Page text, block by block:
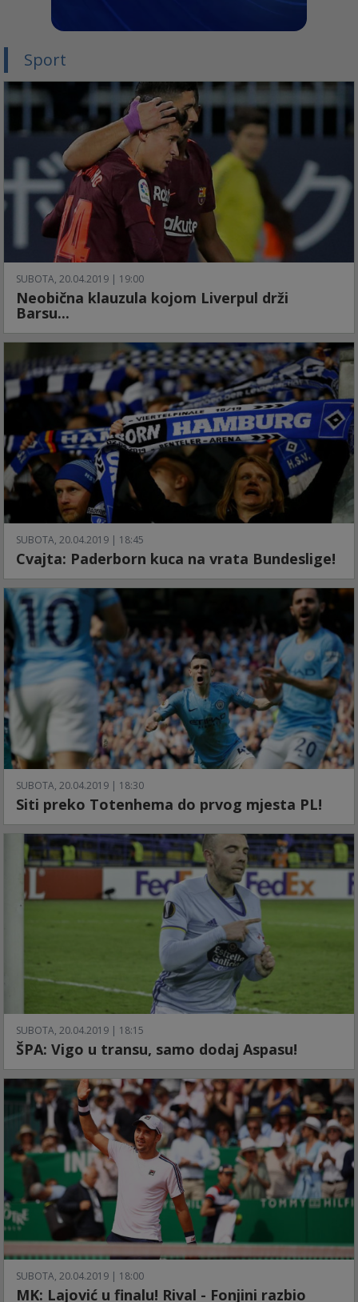
Sport
SUBOTA, 20.04.2019 | 19:00
Neobična klauzula kojom Liverpul drži
Barsu...
SUBOTA, 20.04.2019 | 18:45
Cvajta: Paderborn kuca na vrata Bundeslige!
SUBOTA, 20.04.2019 | 18:30
Siti preko Totenhema do prvog mjesta PL!
SUBOTA, 20.04.2019 | 18:15
ŠPA: Vigo u transu, samo dodaj Aspasu!
SUBOTA, 20.04.2019 | 18:00
MK: Lajović u finalu! Rival - Fonjini razbio